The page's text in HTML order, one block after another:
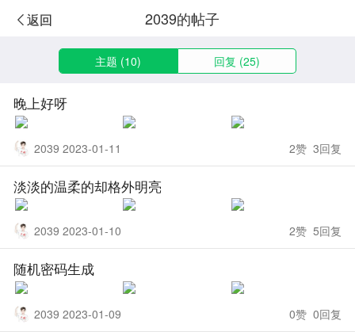
返回 2039的帖子
主题 (10) 回复 (25)
晚上好呀
2039 2023-01-11 2赞 3回复
淡淡的温柔的却格外明亮
2039 2023-01-10 2赞 5回复
随机密码生成
2039 2023-01-09 0赞 0回复